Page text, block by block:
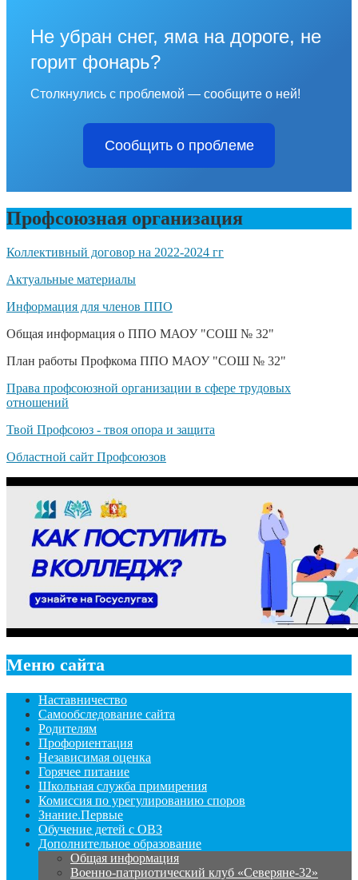
Не убран снег, яма на дороге, не
горит фонарь?
Столкнулись с проблемой — сообщите о ней!
Сообщить о проблеме
Профсоюзная организация
Коллективный договор на 2022-2024 гг
Актуальные материалы
Информация для членов ППО
Общая информация о ППО МАОУ "СОШ № 32"
План работы Профкома ППО МАОУ "СОШ № 32"
Права профсоюзной организации в сфере трудовых
отношений
Твой Профсоюз - твоя опора и защита
Областной сайт Профсоюзов
Меню сайта
Наставничество
Самообследование сайта
Родителям
Профориентация
Независимая оценка
Горячее питание
Школьная служба примирения
Комиссия по урегулированию споров
Знание.Первые
Обучение детей с ОВЗ
Дополнительное образование
Общая информация
Военно-патриотический клуб «Северяне-32»